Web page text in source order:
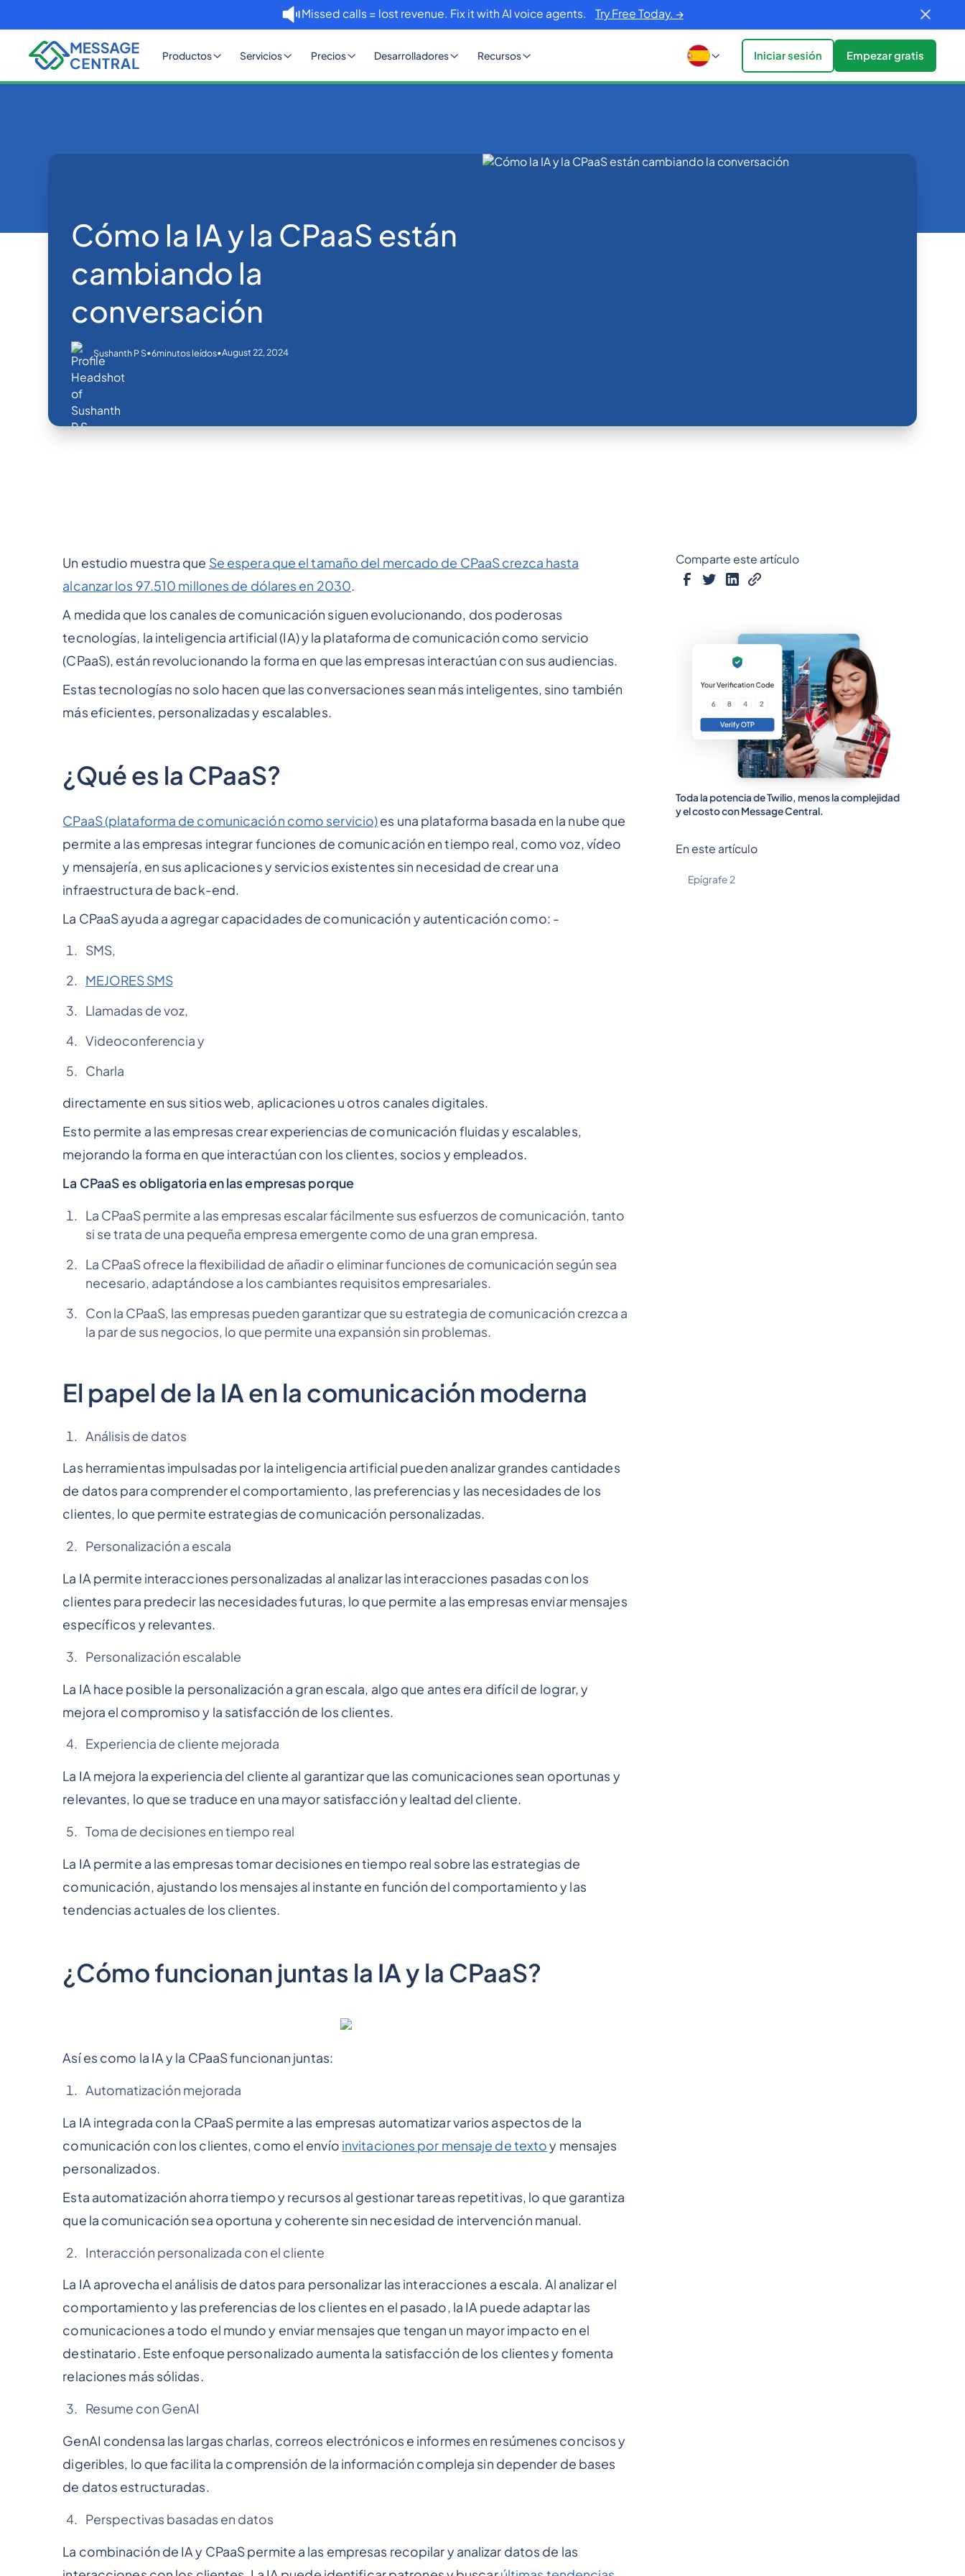
Missed calls = lost revenue. Fix it with AI voice agents. Try Free Today. →
Productos Servicios Precios Desarrolladores Recursos Iniciar sesión Empezar gratis
Cómo la IA y la CPaaS están
cambiando la
conversación
Sushanth P S•6minutos leídos•August 22, 2024
Un estudio muestra que Se espera que el tamaño del mercado de CPaaS crezca hasta
alcanzar los 97.510 millones de dólares en 2030.
A medida que los canales de comunicación siguen evolucionando, dos poderosas
tecnologías, la inteligencia artificial (IA) y la plataforma de comunicación como servicio
(CPaaS), están revolucionando la forma en que las empresas interactúan con sus audiencias.
Estas tecnologías no solo hacen que las conversaciones sean más inteligentes, sino también
más eficientes, personalizadas y escalables.
¿Qué es la CPaaS?
CPaaS (plataforma de comunicación como servicio)es una plataforma basada en la nube que
permite a las empresas integrar funciones de comunicación en tiempo real, como voz, vídeo
y mensajería, en sus aplicaciones y servicios existentes sin necesidad de crear una
infraestructura de back-end.
La CPaaS ayuda a agregar capacidades de comunicación y autenticación como: -
SMS,
MEJORES SMS
Llamadas de voz,
Videoconferencia y
Charla
directamente en sus sitios web, aplicaciones u otros canales digitales.
Esto permite a las empresas crear experiencias de comunicación fluidas y escalables,
mejorando la forma en que interactúan con los clientes, socios y empleados.
La CPaaS es obligatoria en las empresas porque
La CPaaS permite a las empresas escalar fácilmente sus esfuerzos de comunicación, tanto
si se trata de una pequeña empresa emergente como de una gran empresa.
La CPaaS ofrece la flexibilidad de añadir o eliminar funciones de comunicación según sea
necesario, adaptándose a los cambiantes requisitos empresariales.
Con la CPaaS, las empresas pueden garantizar que su estrategia de comunicación crezca a
la par de sus negocios, lo que permite una expansión sin problemas.
El papel de la IA en la comunicación moderna
Análisis de datos
Las herramientas impulsadas por la inteligencia artificial pueden analizar grandes cantidades
de datos para comprender el comportamiento, las preferencias y las necesidades de los
clientes, lo que permite estrategias de comunicación personalizadas.
Personalización a escala
La IA permite interacciones personalizadas al analizar las interacciones pasadas con los
clientes para predecir las necesidades futuras, lo que permite a las empresas enviar mensajes
específicos y relevantes.
Personalización escalable
La IA hace posible la personalización a gran escala, algo que antes era difícil de lograr, y
mejora el compromiso y la satisfacción de los clientes.
Experiencia de cliente mejorada
La IA mejora la experiencia del cliente al garantizar que las comunicaciones sean oportunas y
relevantes, lo que se traduce en una mayor satisfacción y lealtad del cliente.
Toma de decisiones en tiempo real
La IA permite a las empresas tomar decisiones en tiempo real sobre las estrategias de
comunicación, ajustando los mensajes al instante en función del comportamiento y las
tendencias actuales de los clientes.
¿Cómo funcionan juntas la IA y la CPaaS?
Así es como la IA y la CPaaS funcionan juntas:
Automatización mejorada
La IA integrada con la CPaaS permite a las empresas automatizar varios aspectos de la
comunicación con los clientes, como el envío invitaciones por mensaje de textoy mensajes
personalizados.
Esta automatización ahorra tiempo y recursos al gestionar tareas repetitivas, lo que garantiza
que la comunicación sea oportuna y coherente sin necesidad de intervención manual.
Interacción personalizada con el cliente
La IA aprovecha el análisis de datos para personalizar las interacciones a escala. Al analizar el
comportamiento y las preferencias de los clientes en el pasado, la IA puede adaptar las
comunicaciones a todo el mundo y enviar mensajes que tengan un mayor impacto en el
destinatario. Este enfoque personalizado aumenta la satisfacción de los clientes y fomenta
relaciones más sólidas.
Resume con GenAI
GenAI condensa las largas charlas, correos electrónicos e informes en resúmenes concisos y
digeribles, lo que facilita la comprensión de la información compleja sin depender de bases
de datos estructuradas.
Perspectivas basadas en datos
La combinación de IA y CPaaS permite a las empresas recopilar y analizar datos de las
Comparte este artículo
Toda la potencia de Twilio, menos la complejidad
y el costo con Message Central.
En este artículo
Epígrafe 2